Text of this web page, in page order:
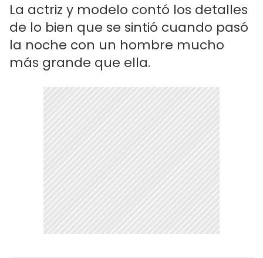
La actriz y modelo contó los detalles
de lo bien que se sintió cuando pasó
la noche con un hombre mucho
más grande que ella.